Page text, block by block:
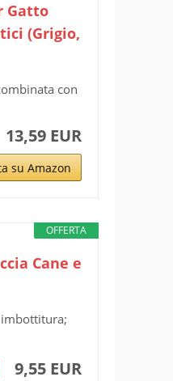
Gatto
(Grigio,
con
13,59 EUR
su Amazon
OFFERTA
Cane e
imbottitura;
9,55 EUR